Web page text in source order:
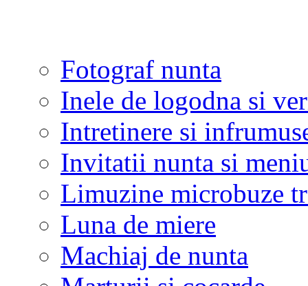
Fotograf nunta
Inele de logodna si
Intretinere si
Invitatii nunta si
Limuzine microbuze
Luna de miere
Machiaj de nunta